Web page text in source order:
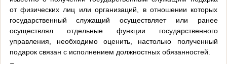
от физических лиц или организаций, в отношении которых
государственный служащий осуществляет или ранее
осуществлял отдельные функции государственного
управления, необходимо оценить, настолько полученный
подарок связан с исполнением должностных обязанностей.